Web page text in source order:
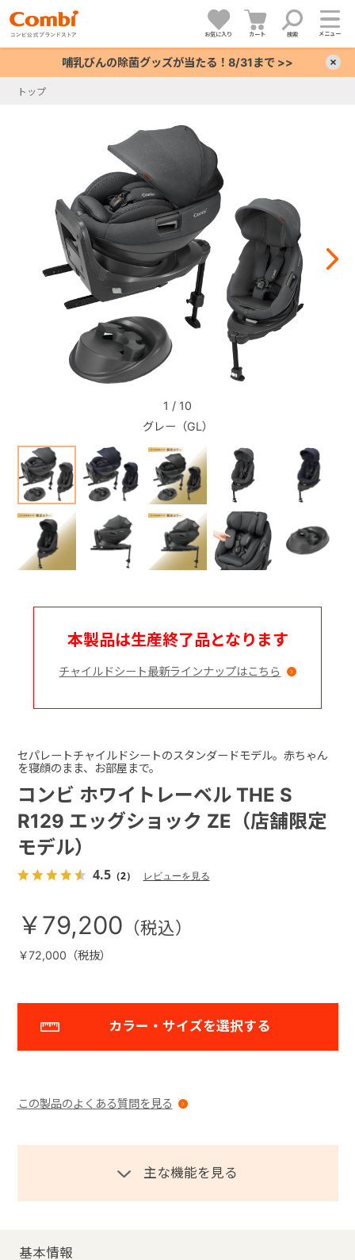
お気に入り カート 検索 メニュー
哺乳びんの除菌グッズが当たる！8/31まで >>
トップ
グレー（GL）
1 / 10
コンビ ホワイトレーベル THE S
R129 エッグショック ZE（店舗限定
モデル）
4.5（2） レビューを見る
セパレートチャイルドシートのスタンダードモデル。赤ちゃん
を寝顔のまま、お部屋まで。
￥79,200
￥72,000（税抜）
カラー・サイズを選択する
この製品のよくある質問を見る
基本情報
主な機能を見る
本製品は生産終了品となります
チャイルドシート最新ラインナップはこちら